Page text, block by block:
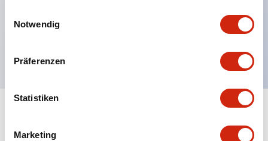
Notwendig
Präferenzen
Statistiken
Marketing
von 22 mm.